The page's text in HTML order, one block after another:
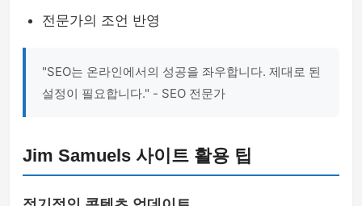
전문가의 조언 반영
"SEO는 온라인에서의 성공을 좌우합니다. 제대로 된
설정이 필요합니다." - SEO 전문가
Jim Samuels 사이트 활용 팁